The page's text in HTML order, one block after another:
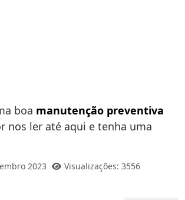
boa manutenção preventiva
nos ler até aqui e tenha uma
2023 Visualizações: 3556